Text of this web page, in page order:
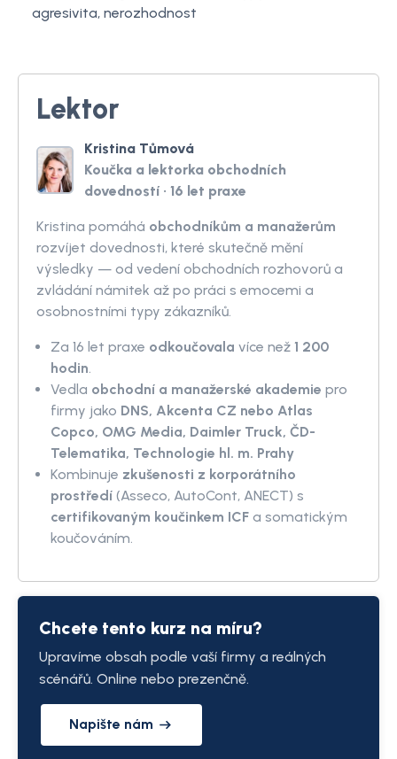
agresivita, nerozhodnost
Lektor
Kristina Tůmová
Koučka a lektorka obchodních
dovedností · 16 let praxe
Kristina pomáhá obchodníkům a manažerům
rozvíjet dovednosti, které skutečně mění
výsledky — od vedení obchodních rozhovorů a
zvládání námitek až po práci s emocemi a
osobnostními typy zákazníků.
Za 16 let praxe odkoučovala více než 1 200
hodin.
Vedla obchodní a manažerské akademie pro
firmy jako DNS, Akcenta CZ nebo Atlas
Copco, OMG Media, Daimler Truck, ČD-
Telematika, Technologie hl. m. Prahy
Kombinuje zkušenosti z korporátního
prostředí (Asseco, AutoCont, ANECT) s
certifikovaným koučinkem ICF a somatickým
koučováním.
Chcete tento kurz na míru?
Upravíme obsah podle vaší firmy a reálných
scénářů. Online nebo prezenčně.
Napište nám